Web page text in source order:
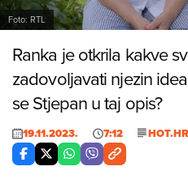
Foto: RTL
Ranka je otkrila kakve
zadovoljavati njezin
se Stjepan u taj opis?
19.11.2023. 7:12 HOT.HR